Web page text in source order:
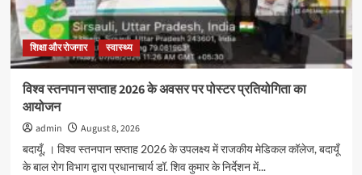
शिक्षा और रोजगार स्वास्थ्य
विश्व स्तनपान सप्ताह 2026 के अवसर पर पोस्टर प्रतियोगिता का
आयोजन
admin
August 8, 2026
बदायूँ, । विश्व स्तनपान सप्ताह 2026 के उपलक्ष्य में राजकीय मेडिकल कॉलेज, बदायूँ
के बाल रोग विभाग द्वारा प्रधानाचार्य डॉ. शिव कुमार के निर्देशन में...